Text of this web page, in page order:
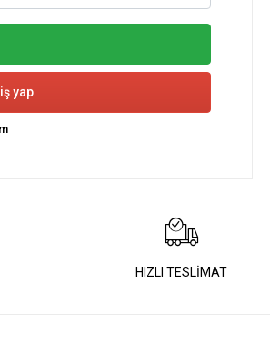
yap
HIZLI TESLİMAT